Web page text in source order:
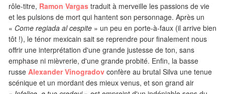
rôle-titre, Ramon Vargas traduit à merveille les passions de vie
et les pulsions de mort qui hantent son personnage. Après un
« Come regiada al cespite » un peu en porte-à-faux (il arrive bien
tôt !), le ténor mexicain sait se reprendre pour finalement nous
offrir une interprétation d'une grande justesse de ton, sans
emphase ni mièvrerie, d'une grande probité. Enfin, la basse
russe Alexander Vinogradov confère au brutal Silva une tenue
scénique et un mordant des mieux venus, et son grand air